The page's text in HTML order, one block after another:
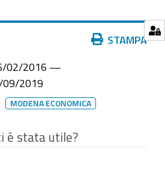
STAMPA
02/2016 —
09/2019
MODENA ECONOMICA
è stata utile?